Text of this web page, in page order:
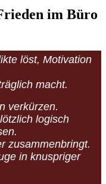
im Büro
löst, Motivation
macht.
verkürzen.
logisch
zusammenbringt.
in knuspriger